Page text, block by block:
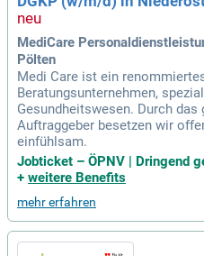
MediCare
Pölten
Medi Care ist ein
Beratungsunternehmen,
Gesundheitswesen. Durch
Auftraggeber besetzen wir
einfühlsam.
Jobticket – ÖPNV | Dringend
+ weitere Benefits
mehr erfahren